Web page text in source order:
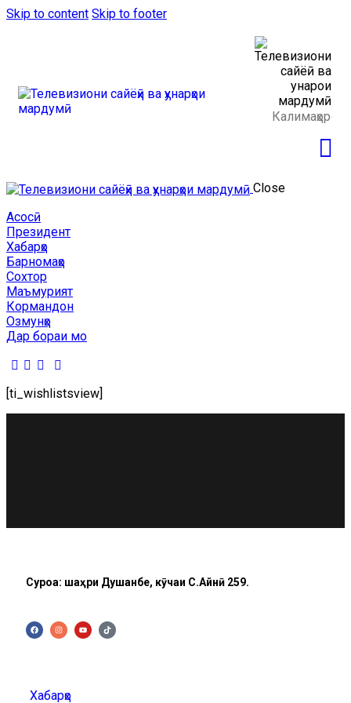
Skip to content Skip to footer
Close
Асосӣ
Президент
Хабарҳо
Барномаҳо
Сохтор
Маъмурият
Кормандон
Озмунҳо
Дар бораи мо
[ti_wishlistsview]
Суроға: шаҳри Душанбе, кӯчаи C.Айнӣ 259.
Хабарҳо